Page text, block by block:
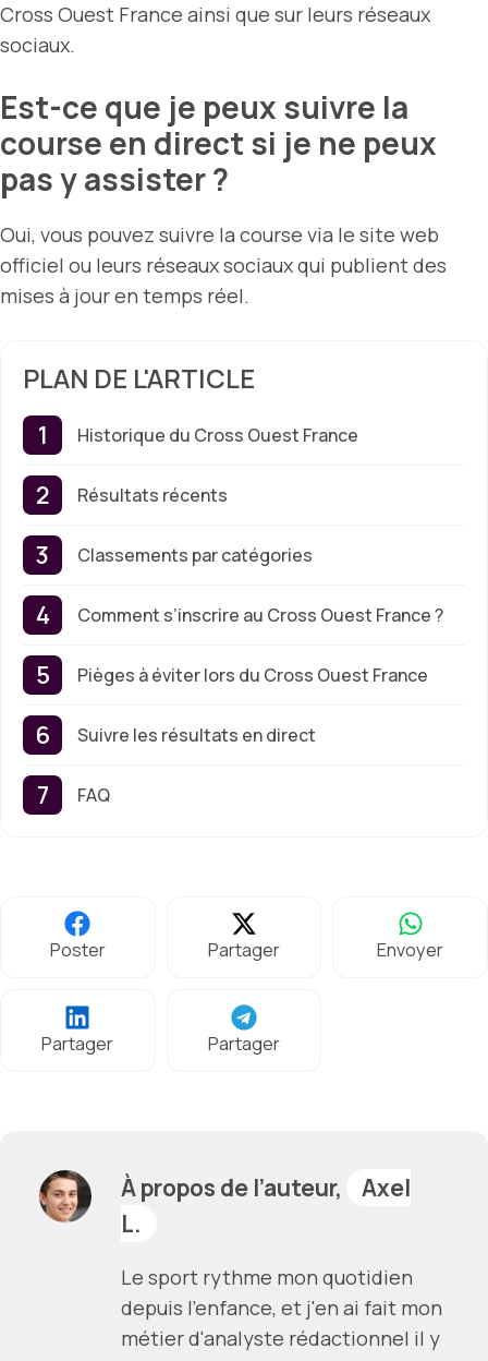
Cross Ouest France ainsi que sur leurs réseaux
sociaux.
Est-ce que je peux suivre la
course en direct si je ne peux
pas y assister ?
Oui, vous pouvez suivre la course via le site web
officiel ou leurs réseaux sociaux qui publient des
mises à jour en temps réel.
PLAN DE L'ARTICLE
Historique du Cross Ouest France
Résultats récents
Classements par catégories
Comment s’inscrire au Cross Ouest France ?
Pièges à éviter lors du Cross Ouest France
Suivre les résultats en direct
FAQ
Poster Partager Envoyer
Partager Partager
À propos de l’auteur,
Axel
L.
Le sport rythme mon quotidien
depuis l'enfance, et j'en ai fait mon
métier d'analyste rédactionnel il y